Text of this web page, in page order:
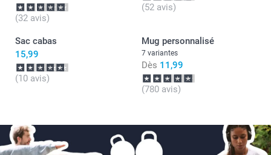
(32 avis)
(52 avis)
Sac cabas
15,99
(10 avis)
Mug personnalisé
7 variantes
Dès 11,99
(780 avis)